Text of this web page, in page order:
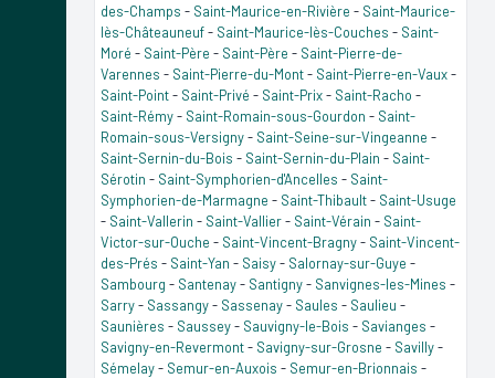
des-Champs - Saint-Maurice-en-Rivière - Saint-Maurice-
lès-Châteauneuf- Saint-Maurice-lès-Couches - Saint-
Moré - Saint-Père - Saint-Père - Saint-Pierre-de-
Varennes - Saint-Pierre-du-Mont- Saint-Pierre-en-Vaux-
Saint-Point- Saint-Privé - Saint-Prix- Saint-Racho -
Saint-Rémy- Saint-Romain-sous-Gourdon - Saint-
Romain-sous-Versigny- Saint-Seine-sur-Vingeanne -
Saint-Sernin-du-Bois - Saint-Sernin-du-Plain - Saint-
Sérotin - Saint-Symphorien-d'Ancelles - Saint-
Symphorien-de-Marmagne - Saint-Thibault- Saint-Usuge
- Saint-Vallerin - Saint-Vallier- Saint-Vérain - Saint-
Victor-sur-Ouche - Saint-Vincent-Bragny- Saint-Vincent-
des-Prés - Saint-Yan - Saisy- Salornay-sur-Guye -
Sambourg - Santenay- Santigny- Sanvignes-les-Mines -
Sarry- Sassangy- Sassenay- Saules - Saulieu -
Saunières - Saussey- Sauvigny-le-Bois - Savianges -
Savigny-en-Revermont- Savigny-sur-Grosne - Savilly-
Sémelay- Semur-en-Auxois - Semur-en-Brionnais -